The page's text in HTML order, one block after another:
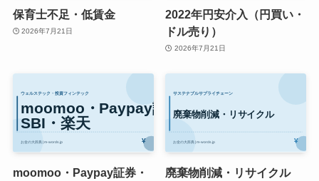
保育士不足・低賃金
2026年7月21日
2022年円安介入（円買い・
ドル売り）
2026年7月21日
moomoo・Paypay証券・
廃棄物削減・リサイクル